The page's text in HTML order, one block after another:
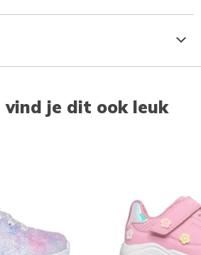
vind je dit ook leuk